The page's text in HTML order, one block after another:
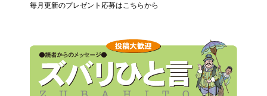
毎月更新のプレゼント応募はこちらから